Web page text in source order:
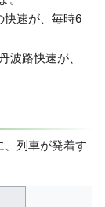
快速が、毎時6
波路快速が、
、列車が発着す